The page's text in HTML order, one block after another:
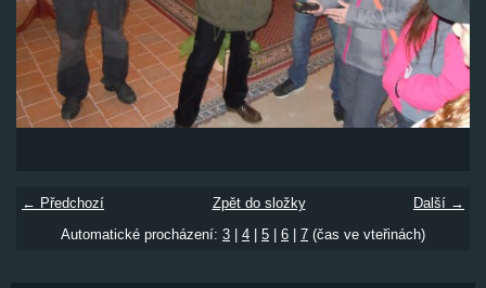
← Předchozí Další →
Zpět do složky
Automatické procházení: 3 | 4 | 5 | 6 | 7 (čas ve vteřinách)